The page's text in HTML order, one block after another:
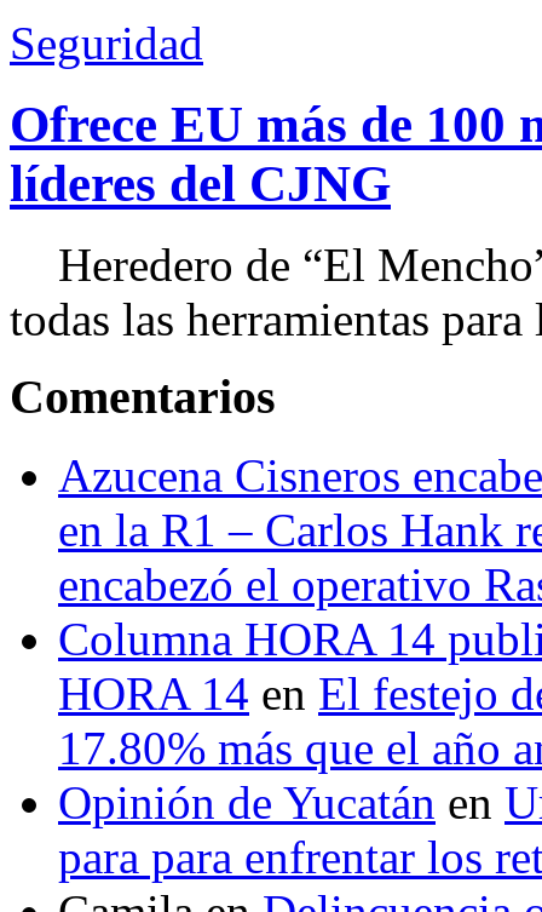
Seguridad
Ofrece EU más de 100
líderes del CJNG
Heredero de “El
todas las herramientas
Comentarios
Azucena Cisneros
en la R1 – Carlos Hank
encabezó el operativo
Columna HORA 14
HORA 14 en El festejo
17.80% más que el año
Opinión de Yucatán en
para para enfrentar los